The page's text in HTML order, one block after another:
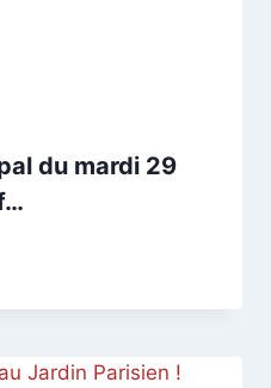
du mardi 29